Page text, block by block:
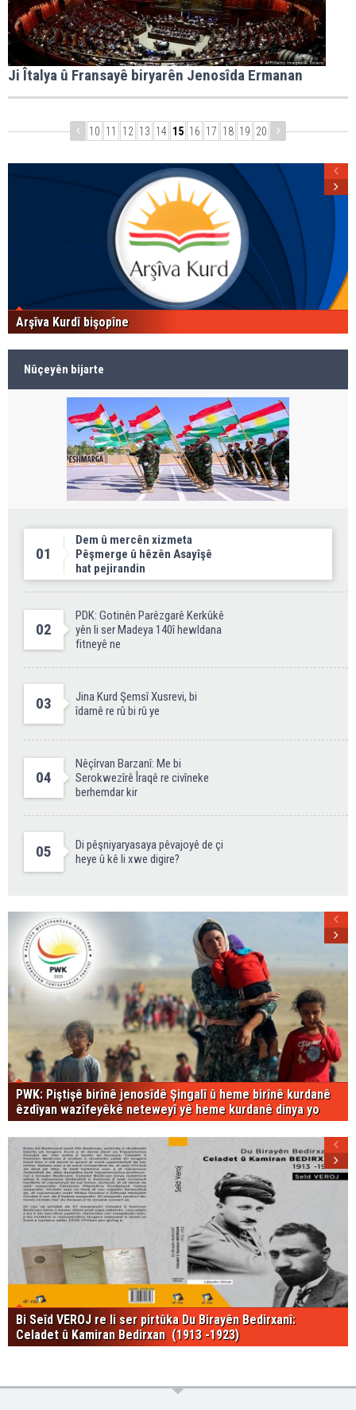
Ji Îtalya û Fransayê biryarên Jenosîda Ermanan
10 11 12 13 14 15 16 17 18 19 20
Arşîva Kurdî bişopîne
Nûçeyên bijarte
01
Dem û mercên xizmeta
Pêşmerge û hêzên Asayîşê
hat pejirandin
02
PDK: Gotinên Parêzgarê Kerkûkê
yên li ser Madeya 140î hewldana
fitneyê ne
03
Jina Kurd Şemsî Xusrevi, bi
îdamê re rû bi rû ye
04
Nêçîrvan Barzanî: Me bi
Serokwezîrê Îraqê re civîneke
berhemdar kir
05
Di pêşniyaryasaya pêvajoyê de çi
heye û kê li xwe digire?
PWK: Piştişê birînê jenosîdê Şingalî û heme birînê kurdanê
êzdîyan wazîfeyêkê neteweyî yê heme kurdanê dinya yo
Bi Seîd VEROJ re li ser pirtûka Du Birayên Bedirxanî:
Celadet û Kamiran Bedirxan (1913 -1923)